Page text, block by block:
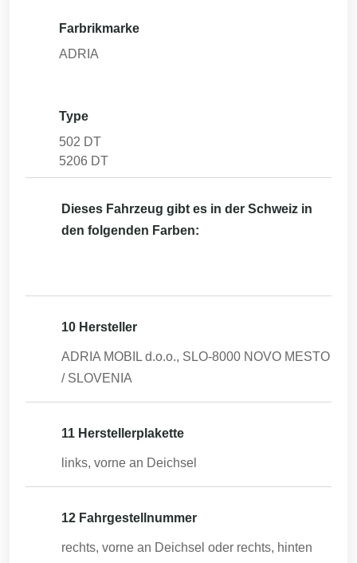
Farbrikmarke
ADRIA
Type
502 DT
5206 DT
Dieses Fahrzeug gibt es in der Schweiz in
den folgenden Farben:
10 Hersteller
ADRIA MOBIL d.o.o., SLO-8000 NOVO MESTO
/ SLOVENIA
11 Herstellerplakette
links, vorne an Deichsel
12 Fahrgestellnummer
rechts, vorne an Deichsel oder rechts, hinten